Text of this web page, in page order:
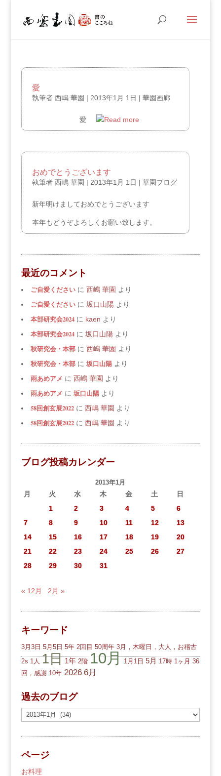
愛
執筆者 西嶋 華園 | 2013年1月 1日 | 華園画廊
愛
おめでとうございます
執筆者 西嶋 華園 | 2013年1月 1日 | 華園ブログ
新年明けましておめでとうございます
本年もどうぞよろしくお願い致します。
最近のコメント
ご自愛くださいに 西嶋 華園 より
ご自愛くださいに 坂口山陽より
本部研究会2024に kaen より
本部研究会2024に 坂口山陽より
秋研究会・本部に 西嶋 華園 より
秋研究会・本部に 坂口山陽より
雨あめアメ に 西嶋 華園 より
雨あめアメ に 坂口山陽より
58回創玄展2022に 西嶋 華園 より
58回創玄展2022に 西嶋 華園 より
ブログ投稿カレンダー
2013年1月
月 火 水 木 金 土
日
1
2 3 4 5
6
7
8 9 10 11 12
13
14
15 16 17 18 19
20
21
22 23 24 25 26
27
28
29 30 31
« 12月 2月 »
キーワード
3月3日 5月5日 5年 2回目 50周年 3月，木曜日，大人，お稽古
2s 1人 1日 1年 2階 10月 1月1日 5月 17時 1ヶ月 36
回，感謝 10年 2026 6月
過去のブログ
過
去
の
ロ
グ
ページ
お料理